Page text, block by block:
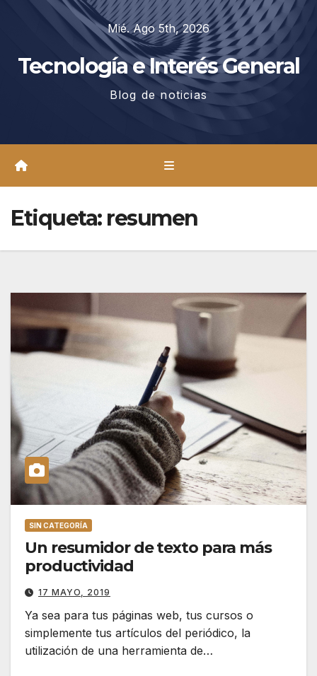
Mié. Ago 5th, 2026
Tecnología e Interés General
Blog de noticias
Etiqueta: resumen
SIN CATEGORÍA
Un resumidor de texto para más
productividad
17 MAYO, 2019
Ya sea para tus páginas web, tus cursos o
simplemente tus artículos del periódico, la
utilización de una herramienta de…